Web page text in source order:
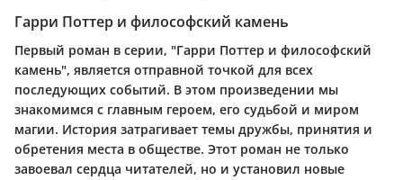
Гарри Поттер и философский камень
Первый роман в серии, "Гарри Поттер и философский
камень", является отправной точкой для всех
последующих событий. В этом произведении мы
знакомимся с главным героем, его судьбой и миром
магии. История затрагивает темы дружбы, принятия и
обретения места в обществе. Этот роман не только
завоевал сердца читателей, но и установил новые